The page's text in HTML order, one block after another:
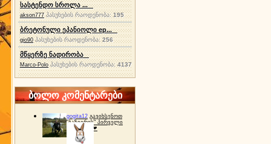
სასტენდო სროლა ...
akson777 პასუხების რაოდენობა:195
ბრეტონული ეპანიოლი ep...
gio90 პასუხების რაოდენობა:256
მწყერზე ნადირობა
Marco-Polo პასუხების რაოდენობა:4137
ბოლო კომენტარები
gogita12 გავიხსენოთ
"ბაზიერის" პირველი
ტურნირი ❤